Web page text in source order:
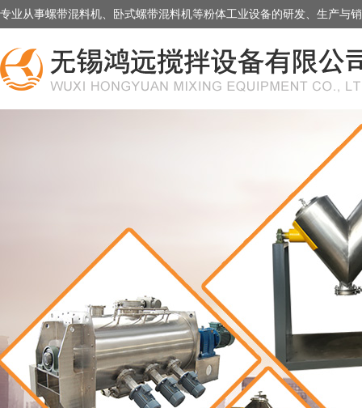
专业从事螺带混料机、卧式螺带混料机等粉体工业设备的研发、生产与